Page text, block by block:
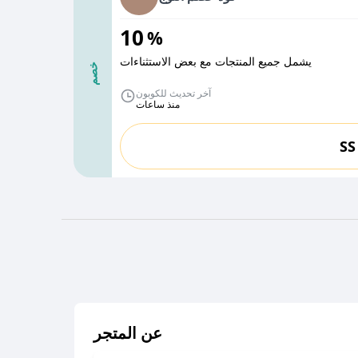
خصم
10%
يشمل جميع المنتجات مع بعض الاستثناءات
آخر تحديث للكوبون
منذ ساعات
SS
عن المتجر